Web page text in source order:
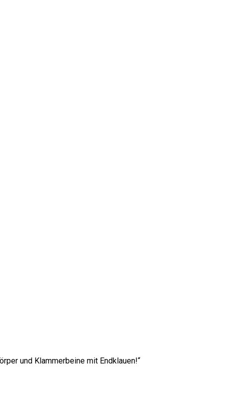
und Klammerbeine mit Endklauen!“